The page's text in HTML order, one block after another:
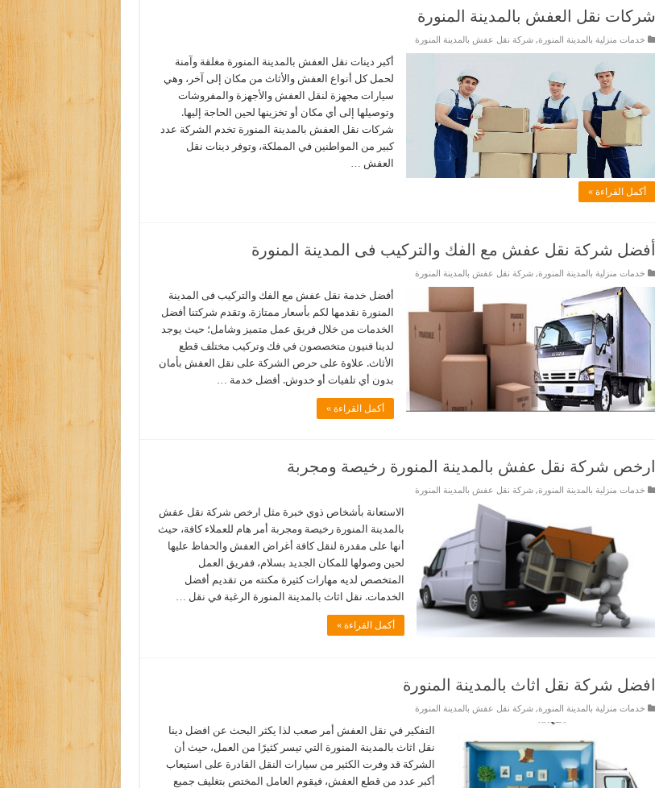
شركات نقل العفش بالمدينة المنورة
خدمات منزلية بالمدينة المنورة,شركة نقل عفش بالمدينة المنورة
أكبر دينات نقل العفش بالمدينة المنورة مغلقة وآمنة
لحمل كل أنواع العفش والأثاث من مكان إلى آخر، وهي
سيارات مجهزة لنقل العفش والأجهزة والمفروشات
وتوصيلها إلى أي مكان أو تخزينها لحين الحاجة إليها.
شركات نقل العفش بالمدينة المنورة تخدم الشركة عدد
كبير من المواطنين في المملكة، وتوفر دينات نقل
العفش …
أكمل القراءة »
أفضل شركة نقل عفش مع الفك والتركيب فى المدينة المنورة
خدمات منزلية بالمدينة المنورة,شركة نقل عفش بالمدينة المنورة
أفضل خدمة نقل عفش مع الفك والتركيب فى المدينة
المنورة نقدمها لكم بأسعار ممتازة. وتقدم شركتنا أفضل
الخدمات من خلال فريق عمل متميز وشامل؛ حيث يوجد
لدينا فنيون متخصصون في فك وتركيب مختلف قطع
الأثاث. علاوة على حرص الشركة على نقل العفش بأمان
بدون أي تلفيات أو خدوش. أفضل خدمة …
أكمل القراءة »
ارخص شركة نقل عفش بالمدينة المنورة رخيصة ومجربة
خدمات منزلية بالمدينة المنورة,شركة نقل عفش بالمدينة المنورة
الاستعانة بأشخاص ذوي خبرة مثل ارخص شركة نقل عفش
بالمدينة المنورة رخيصة ومجربة أمر هام للعملاء كافة، حيث
أنها على مقدرة لنقل كافة أغراض العفش والحفاظ عليها
لحين وصولها للمكان الجديد بسلام، ففريق العمل
المتخصص لديه مهارات كثيرة مكنته من تقديم أفضل
الخدمات. نقل اثاث بالمدينة المنورة الرغبة في نقل …
أكمل القراءة »
افضل شركة نقل اثاث بالمدينة المنورة
خدمات منزلية بالمدينة المنورة,شركة نقل عفش بالمدينة المنورة
التفكير في نقل العفش أمر صعب لذا يكثر البحث عن افضل دينا
نقل اثاث بالمدينة المنورة التي تيسر كثيرًا من العمل، حيث أن
الشركة قد وفرت الكثير من سيارات النقل القادرة على استيعاب
أكبر عدد من قطع العفش، فيقوم العامل المختص بتغليف جميع